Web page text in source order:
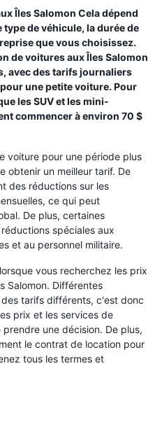
Îles Salomon Cela dépend
de véhicule, la durée de
que vous choisissez.
de voitures aux Îles Salomon
avec des tarifs journaliers
une petite voiture. Pour
les SUV et les mini-
commencer à environ 70 $
voiture pour une période plus
obtenir un meilleur tarif. De
des réductions sur les
ce qui peut
De plus, certaines
spéciales aux
et au personnel militaire.
vous recherchez les prix
Salomon. Différentes
tarifs différents, c'est donc
prix et les services de
une décision. De plus,
le contrat de location pour
tous les termes et